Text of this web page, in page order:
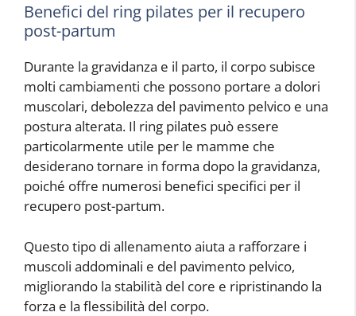
Benefici del ring pilates per il recupero
post-partum
Durante la gravidanza e il parto, il corpo subisce
molti cambiamenti che possono portare a dolori
muscolari, debolezza del pavimento pelvico e una
postura alterata. Il ring pilates può essere
particolarmente utile per le mamme che
desiderano tornare in forma dopo la gravidanza,
poiché offre numerosi benefici specifici per il
recupero post-partum.
Questo tipo di allenamento aiuta a rafforzare i
muscoli addominali e del pavimento pelvico,
migliorando la stabilità del core e ripristinando la
forza e la flessibilità del corpo.